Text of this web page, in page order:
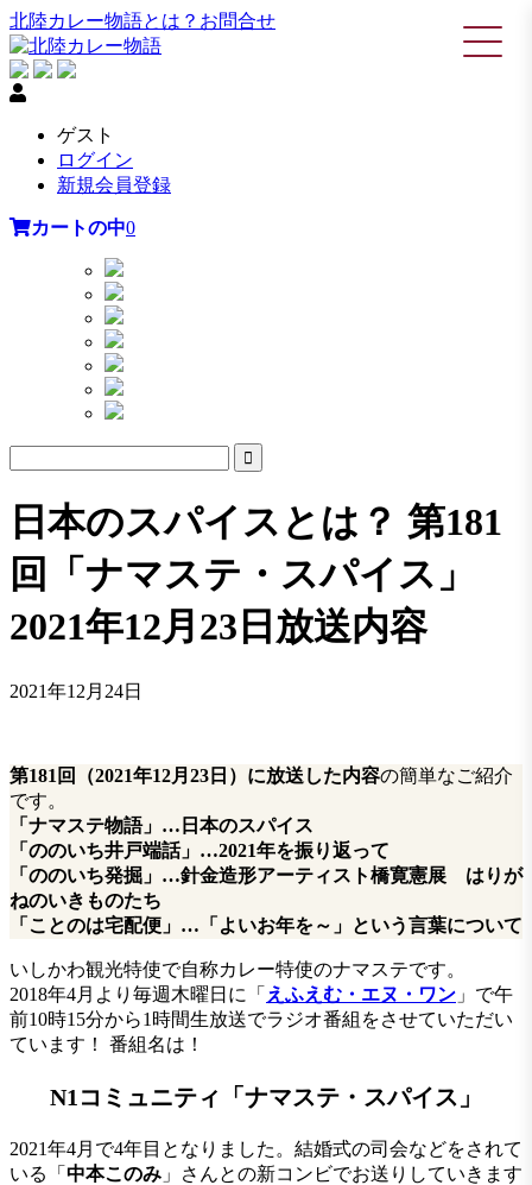
北陸カレー物語とは？ お問合せ
ゲスト
ログイン
新規会員登録
カートの中0
日本のスパイスとは？ 第181
回「ナマステ・スパイス」
2021年12月23日放送内容
2021年12月24日
第181回（2021年12月23日）に放送した内容の簡単なご紹介
です。
「ナマステ物語」…日本のスパイス
「 ののいち井戸端話」…2021年を振り返って
「ののいち発掘」…針金造形アーティスト橋寛憲展 はりが
ねのいきものたち
「ことのは宅配便」…「よいお年を～」という言葉について
いしかわ観光特使で自称カレー特使のナマステです。
2018年4月より毎週木曜日に「 えふえむ・エヌ・ワン 」で午
前10時15分から1時間生放送でラジオ番組をさせていただい
ています！ 番組名は！
N1コミュニティ「ナマステ・スパイス」
2021年4月で4年目となりました。結婚式の司会などをされて
いる「 中本このみ 」さんとの新コンビでお送りしていきます